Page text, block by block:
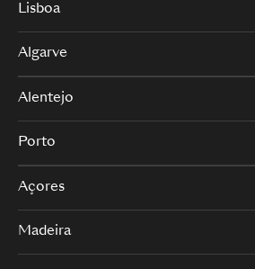
Lisboa
Algarve
Alentejo
Porto
Açores
Madeira